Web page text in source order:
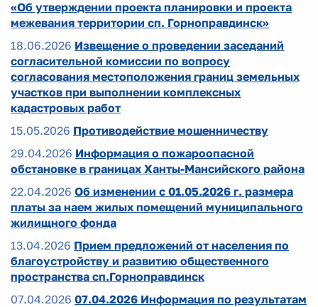
«Об утверждении проекта планировки и проекта
межевания территории сп. Горноправдинск»
18.06.2026 Извещение о проведении заседаний
согласительной комиссии по вопросу
согласования местоположения границ земельных
участков при выполнении комплексных
кадастровых работ
15.05.2026 Противодействие мошенничеству
29.04.2026 Информация о пожароопасной
обстановке в границах Ханты-Мансийского района
22.04.2026 Об изменении с 01.05.2026 г. размера
платы за наем жилых помещений муниципального
жилищного фонда
13.04.2026 Прием предложений от населения по
благоустройству и развитию общественного
пространства сп.Горноправдинск
07.04.2026 07.04.2026 Информация по результатам